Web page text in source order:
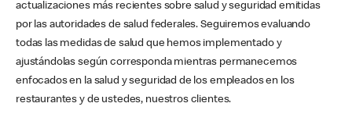
actualizaciones más recientes sobre salud y seguridad emitidas
por las autoridades de salud federales. Seguiremos evaluando
todas las medidas de salud que hemos implementado y
ajustándolas según corresponda mientras permanecemos
enfocados en la salud y seguridad de los empleados en los
restaurantes y de ustedes, nuestros clientes.